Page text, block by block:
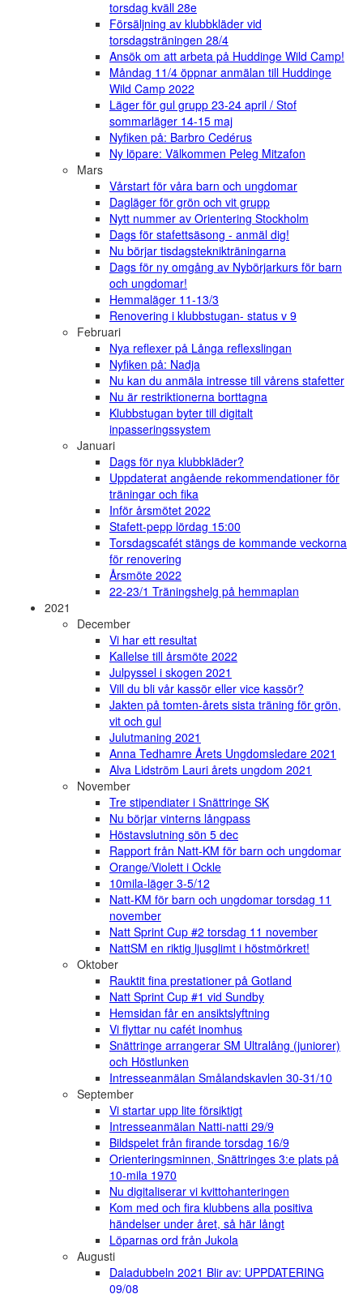
torsdag kväll 28e
Försäljning av klubbkläder vid
torsdagsträningen 28/4
Ansök om att arbeta på Huddinge Wild Camp!
Måndag 11/4 öppnar anmälan till Huddinge
Wild Camp 2022
Läger för gul grupp 23-24 april / Stof
sommarläger 14-15 maj
Nyfiken på: Barbro Cedérus
Ny löpare: Välkommen Peleg Mitzafon
Mars
Vårstart för våra barn och ungdomar
Dagläger för grön och vit grupp
Nytt nummer av Orientering Stockholm
Dags för stafettsäsong - anmäl dig!
Nu börjar tisdagsteknikträningarna
Dags för ny omgång av Nybörjarkurs för barn
och ungdomar!
Hemmaläger 11-13/3
Renovering i klubbstugan- status v 9
Februari
Nya reflexer på Långa reflexslingan
Nyfiken på: Nadja
Nu kan du anmäla intresse till vårens stafetter
Nu är restriktionerna borttagna
Klubbstugan byter till digitalt
inpasseringssystem
Januari
Dags för nya klubbkläder?
Uppdaterat angående rekommendationer för
träningar och fika
Inför årsmötet 2022
Stafett-pepp lördag 15:00
Torsdagscafét stängs de kommande veckorna
för renovering
Årsmöte 2022
22-23/1 Träningshelg på hemmaplan
2021
December
Vi har ett resultat
Kallelse till årsmöte 2022
Julpyssel i skogen 2021
Vill du bli vår kassör eller vice kassör?
Jakten på tomten-årets sista träning för grön,
vit och gul
Julutmaning 2021
Anna Tedhamre Årets Ungdomsledare 2021
Alva Lidström Lauri årets ungdom 2021
November
Tre stipendiater i Snättringe SK
Nu börjar vinterns långpass
Höstavslutning sön 5 dec
Rapport från Natt-KM för barn och ungdomar
Orange/Violett i Ockle
10mila-läger 3-5/12
Natt-KM för barn och ungdomar torsdag 11
november
Natt Sprint Cup #2 torsdag 11 november
NattSM en riktig ljusglimt i höstmörkret!
Oktober
Rauktit fina prestationer på Gotland
Natt Sprint Cup #1 vid Sundby
Hemsidan får en ansiktslyftning
Vi flyttar nu cafét inomhus
Snättringe arrangerar SM Ultralång (juniorer)
och Höstlunken
Intresseanmälan Smålandskavlen 30-31/10
September
Vi startar upp lite försiktigt
Intresseanmälan Natti-natti 29/9
Bildspelet från firande torsdag 16/9
Orienteringsminnen, Snättringes 3:e plats på
10-mila 1970
Nu digitaliserar vi kvittohanteringen
Kom med och fira klubbens alla positiva
händelser under året, så här långt
Löparnas ord från Jukola
Augusti
Daladubbeln 2021 Blir av: UPPDATERING
09/08